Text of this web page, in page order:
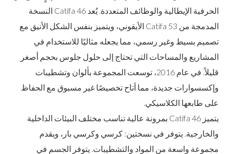
الحرفية الإيطالية والوظائف المتعددة. يُعد Catifa 46 النسخة
المدمجة من Catifa 53 الأيقوني، ويتميز بنفس الشكل الأنيق مع
تصميم بسيط وغير رسمي، مما يجعله مثاليًا للاستخدام في
المشاريع والمساحات التي تحتاج إلى حلول جلوس بحجم أصغر
قليلاً. في عام 2016، توسعت المجموعة بألوان وتشطيبات
وإكسسوارات جديدة، مما أتاح تخصيصًا غير مسبوق مع الحفاظ
على طابعها الكلاسيكي.
يتميز Catifa 46 بمرونة عالية تناسب مختلف البيئات الداخلية
والخارجية. يتوفر في نسختين: كرسي وكرسي بار، ويقدم
مجموعة واسعة من المواد والتشطيبات. يتوفر الجسم في